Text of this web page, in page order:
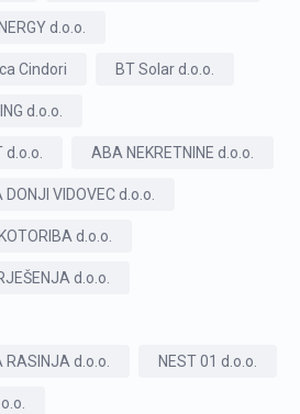
d.o.o.
Cindori BT Solar d.o.o.
d.o.o.
d.o.o. ABA NEKRETNINE d.o.o.
VIDOVEC d.o.o.
d.o.o.
d.o.o.
RASINJA d.o.o. NEST 01 d.o.o.